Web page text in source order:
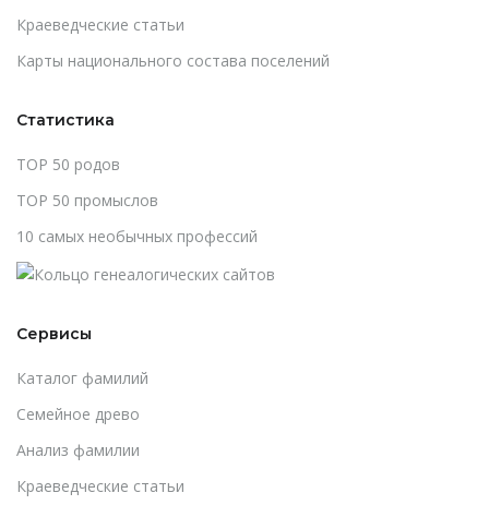
Краеведческие статьи
Карты национального состава поселений
Статистика
TOP 50 родов
TOP 50 промыслов
10 самых необычных профессий
Сервисы
Каталог фамилий
Cемейное древо
Анализ фамилии
Краеведческие статьи